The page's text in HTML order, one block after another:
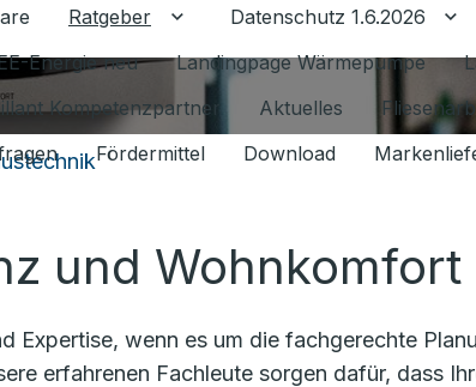
Ratgeber Untermenü für Ratgeber
Datenschutz 1.6.2026
Energie neu Landingpage Wärmepumpe
Kompetenzpartner
Aktuelles
Fördermittel Download
und Wohnkomfort
Expertise, wenn es um die fachgerechte
erfahrenen Fachleute sorgen dafür, dass